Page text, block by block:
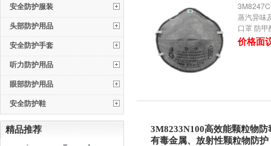
安全防护服装
头部防护用品
安全防护手套
听力防护用品
眼部防护用品
安全防护鞋
精品推荐
蒸汽异味
口罩 防
价格面
3M8233N100高效能颗粒物防
有毒金属、放射性颗粒物防护